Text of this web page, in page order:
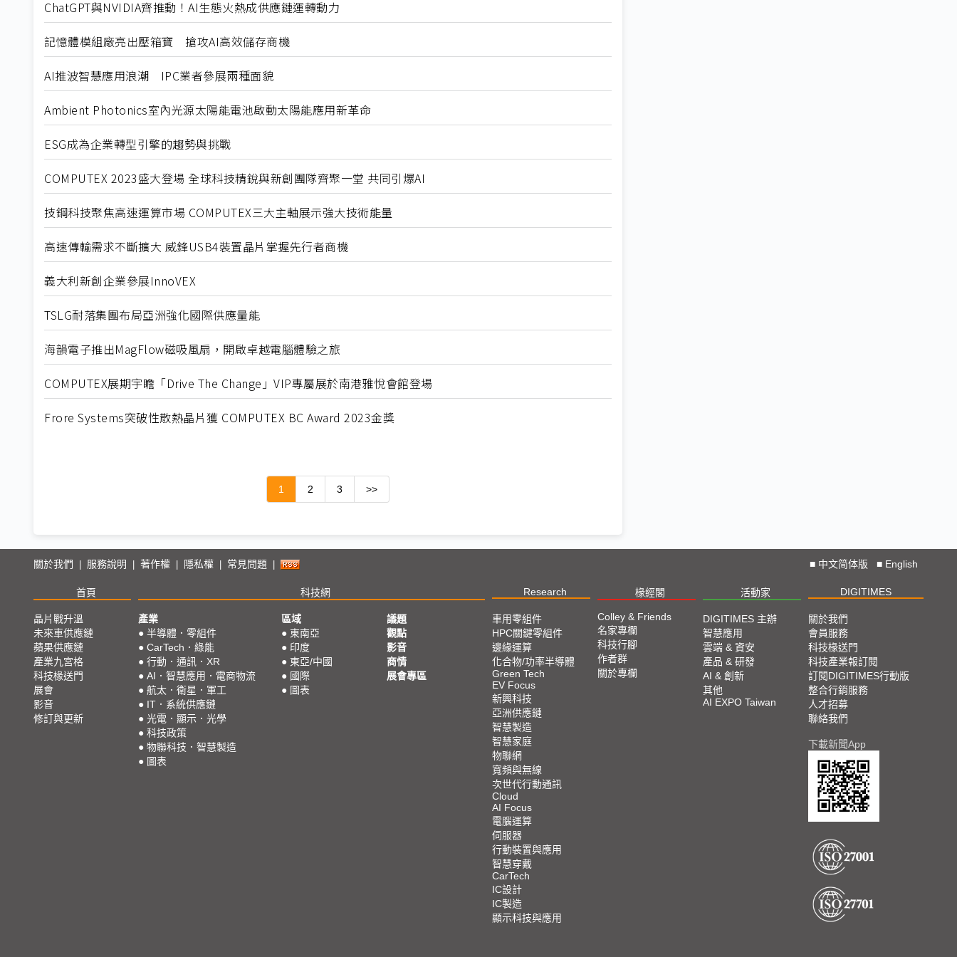
ChatGPT與NVIDIA齊推動！AI生態火熱成供應鏈運轉動力
記憶體模組廠亮出壓箱寶 搶攻AI高效儲存商機
AI推波智慧應用浪潮 IPC業者參展兩種面貌
Ambient Photonics室內光源太陽能電池啟動太陽能應用新革命
ESG成為企業轉型引擎的趨勢與挑戰
COMPUTEX 2023盛大登場 全球科技精銳與新創團隊齊聚一堂 共同引爆AI
技鋼科技聚焦高速運算市場 COMPUTEX三大主軸展示強大技術能量
高速傳輸需求不斷擴大 威鋒USB4裝置晶片掌握先行者商機
義大利新創企業參展InnoVEX
TSLG耐落集團布局亞洲強化國際供應量能
海韻電子推出MagFlow磁吸風扇，開啟卓越電腦體驗之旅
COMPUTEX展期宇瞻「Drive The Change」VIP專屬展於南港雅悅會館登場
Frore Systems突破性散熱晶片獲 COMPUTEX BC Award 2023金獎
1 2 3 >>
關於我們 服務說明 著作權 隱私權 常見問題 ■ 中文简体版 ■ English
首頁 科技網 Research 椽經閣 活動家 DIGITIMES
晶片戰升溫
未來車供應鏈
蘋果供應鏈
產業九宮格
科技椽送門
展會
影音
修訂與更新
產業
● 半導體．零組件
● CarTech．綠能
● 行動．通訊．XR
● AI．智慧應用．電商物流
● 航太．衛星．軍工
● IT．系統供應鏈
● 光電．顯示．光學
● 科技政策
● 物聯科技．智慧製造
● 圖表
區域
● 東南亞
● 印度
● 東亞/中國
● 國際
● 圖表
議題
觀點
影音
商情
展會專區
車用零組件
HPC關鍵零組件
邊緣運算
化合物/功率半導體
Green Tech
EV Focus
新興科技
亞洲供應鏈
智慧製造
智慧家庭
物聯網
寬頻與無線
次世代行動通訊
Cloud
AI Focus
電腦運算
伺服器
行動裝置與應用
智慧穿戴
CarTech
IC設計
IC製造
顯示科技與應用
Colley & Friends
名家專欄
科技行腳
作者群
關於專欄
DIGITIMES 主辦
智慧應用
雲端 & 資安
產品 & 研發
AI & 創新
其他
AI EXPO Taiwan
關於我們
會員服務
科技椽送門
科技產業報訂閱
訂閱DIGITIMES行動版
整合行銷服務
人才招募
聯絡我們
下載新聞App